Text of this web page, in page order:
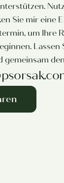
Sie mir eine
um Ihre
Lassen
gemeinsam